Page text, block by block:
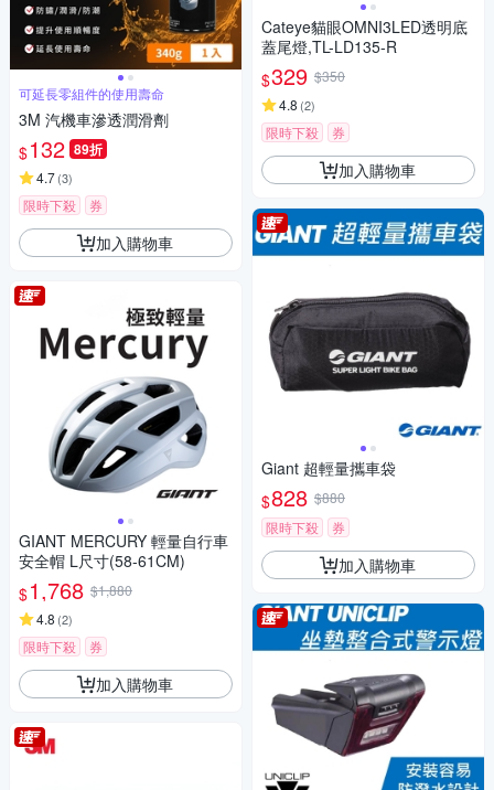
可延長零組件的使用壽命
3M 汽機車滲透潤滑劑
$132 89折
4.7(3)
限時下殺 券
加入購物車
GIANT MERCURY 輕量自行車
安全帽 L尺寸(58-61CM)
$1,768 $1,880
4.8 (2)
限時下殺 券
加入購物車
Cateye貓眼OMNI3LED透明底
蓋尾燈,TL-LD135-R
$329 $350
4.8 (2)
限時下殺 券
加入購物車
Giant 超輕量攜車袋
$828 $880
限時下殺
券
加入購物車